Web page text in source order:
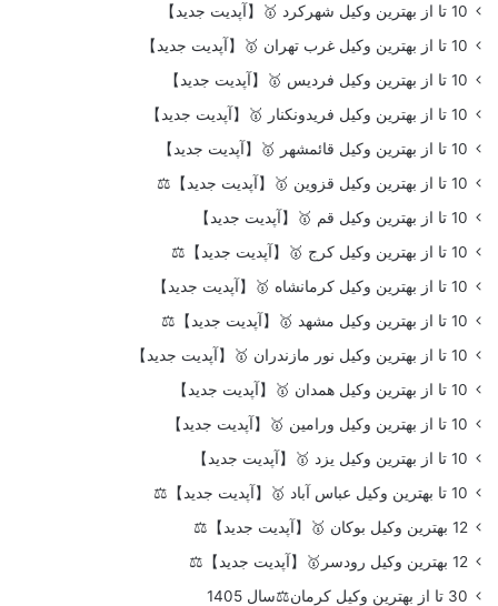
10 تا از بهترین وکیل شهرکرد 🥇【آپدیت جدید】
10 تا از بهترین وکیل غرب تهران 🥇【آپدیت جدید】
10 تا از بهترین وکیل فردیس 🥇【آپدیت جدید】
10 تا از بهترین وکیل فریدونکنار 🥇【آپدیت جدید】
10 تا از بهترین وکیل قائمشهر 🥇【آپدیت جدید】
10 تا از بهترین وکیل قزوین 🥇【آپدیت جدید】⚖️
10 تا از بهترین وکیل قم 🥇【آپدیت جدید】
10 تا از بهترین وکیل کرج 🥇【آپدیت جدید】⚖️
10 تا از بهترین وکیل کرمانشاه 🥇【آپدیت جدید】
10 تا از بهترین وکیل مشهد 🥇【آپدیت جدید】⚖️
10 تا از بهترین وکیل نور مازندران 🥇【آپدیت جدید】
10 تا از بهترین وکیل همدان 🥇【آپدیت جدید】
10 تا از بهترین وکیل ورامین 🥇【آپدیت جدید】
10 تا از بهترین وکیل یزد 🥇【آپدیت جدید】
10 تا بهترین وکیل عباس آباد 🥇【آپدیت جدید】⚖️
12 بهترین وکیل بوکان 🥇【آپدیت جدید】⚖️
12 بهترین وکیل رودسر🥇【آپدیت جدید】⚖️
30 تا از بهترین وکیل کرمان⚖️سال 1405